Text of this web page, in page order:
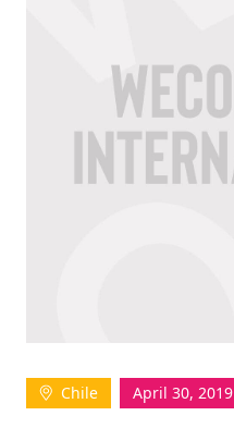
WOMEN-OWNED BUSINESSES
BUYER MEMBERSHIP
Log In
Chile April 30, 2019